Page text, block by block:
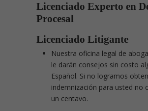
Licenciado Experto en
Procesal
Licenciado Litigante
Nuestra oficina legal de
le darán consejos sin costo
Español. Si no logramos
indemnización para usted no
un centavo.